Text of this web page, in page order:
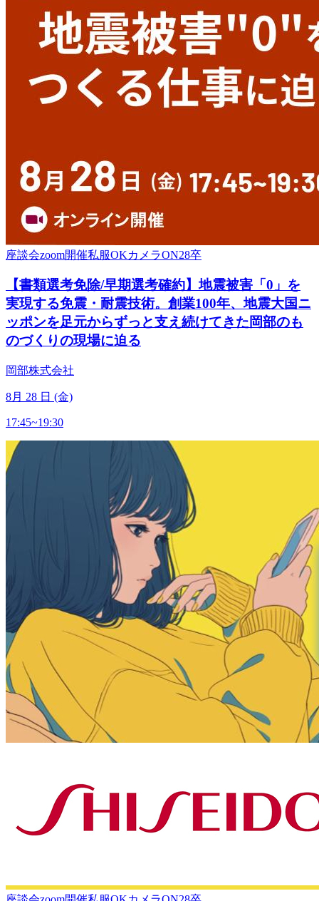
座談会zoom開催私服OKカメラON28卒
【書類選考免除/早期選考確約】地震被害「0」を
実現する免震・耐震技術。創業100年、地震大国ニ
ッポンを足元からずっと支え続けてきた岡部のも
のづくりの現場に迫る
岡部株式会社
8月 28 日 (金)
17:45~19:30